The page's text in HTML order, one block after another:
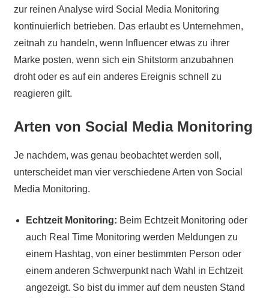
zur reinen Analyse wird Social Media Monitoring
kontinuierlich betrieben. Das erlaubt es Unternehmen,
zeitnah zu handeln, wenn Influencer etwas zu ihrer
Marke posten, wenn sich ein Shitstorm anzubahnen
droht oder es auf ein anderes Ereignis schnell zu
reagieren gilt.
Arten von Social Media Monitoring
Je nachdem, was genau beobachtet werden soll,
unterscheidet man vier verschiedene Arten von Social
Media Monitoring.
Echtzeit Monitoring: Beim Echtzeit Monitoring oder
auch Real Time Monitoring werden Meldungen zu
einem Hashtag, von einer bestimmten Person oder
einem anderen Schwerpunkt nach Wahl in Echtzeit
angezeigt. So bist du immer auf dem neusten Stand